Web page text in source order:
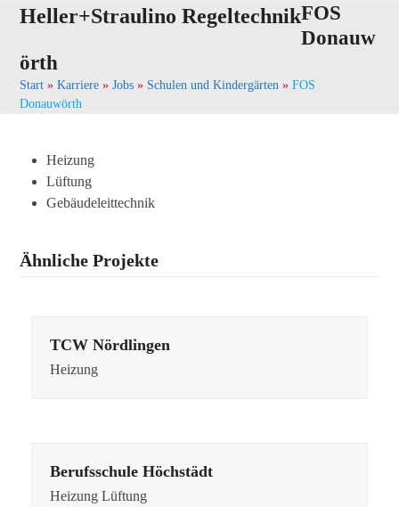
Skip
content
Heller+Straulino Regeltechnik
Open
menu
Close
menu
FOS
Donauw
örth
Start »Karriere »Jobs » Schulen und Kindergärten »FOS
Donauwörth
Heizung
Lüftung
Gebäudeleittechnik
Ähnliche Projekte
TCW Nördlingen
Heizung
Berufsschule Höchstädt
Heizung Lüftung